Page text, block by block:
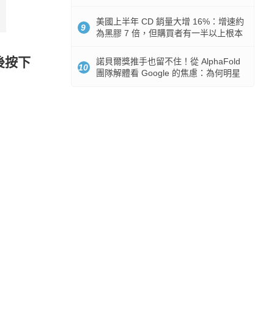
按下
9
美國上半年 CD 銷量大增 16%：增速約
為黑膠 7 倍，但購買者有一半以上根本
10
諾貝爾獎推手也留不住！從 AlphaFold
團隊解體看 Google 的焦慮：為何明星